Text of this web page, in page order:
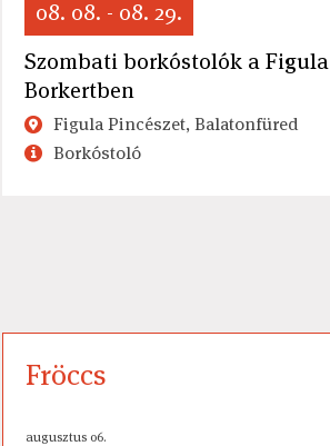
08. 08. - 08. 29.
Szombati borkóstolók a Figula
Borkertben
Figula Pincészet, Balatonfüred
Borkóstoló
Fröccs
augusztus 06.